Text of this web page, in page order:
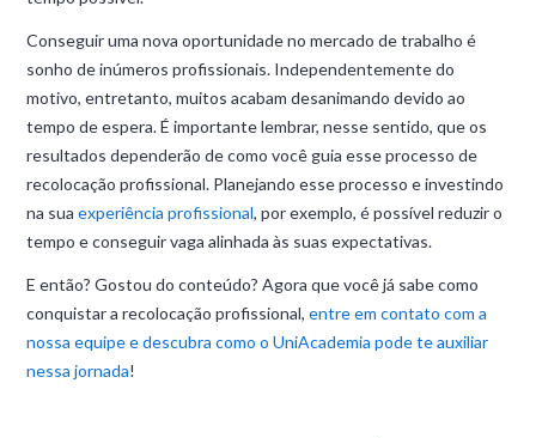
Conseguir uma nova oportunidade no mercado de trabalho é
sonho de inúmeros profissionais. Independentemente do
motivo, entretanto, muitos acabam desanimando devido ao
tempo de espera. É importante lembrar, nesse sentido, que os
resultados dependerão de como você guia esse processo de
recolocação profissional. Planejando esse processo e investindo
na suaexperiência profissional, por exemplo, é possível reduzir o
tempo e conseguir vaga alinhada às suas expectativas.
E então? Gostou do conteúdo? Agora que você já sabe como
conquistar a recolocação profissional,entre em contato com a
nossa equipe e descubra como o UniAcademia pode te auxiliar
nessa jornada!